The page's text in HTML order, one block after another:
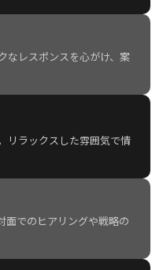
なレスポンスを心がけ、案
リラックスした雰囲気で情
面でのヒアリングや戦略の